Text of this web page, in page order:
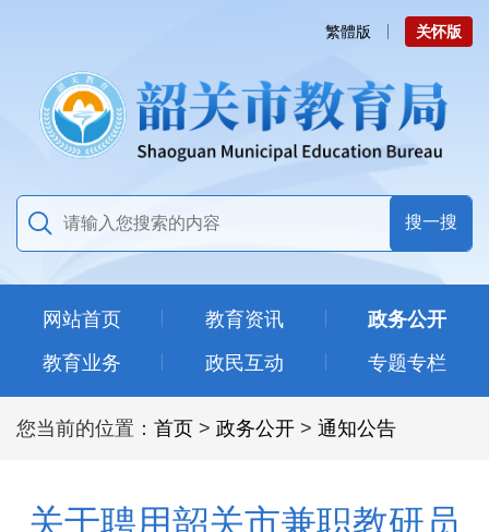
繁體版 关怀版
网站首页 教育资讯
政务公开
教育业务
政民互动 专题专栏
您当前的位置： 首页 > 政务公开 > 通知公告
关于聘用韶关市兼职教研员